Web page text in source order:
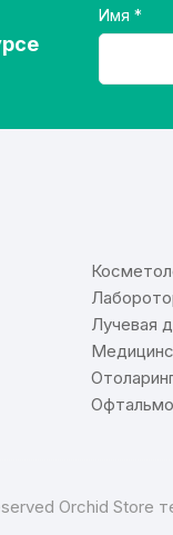
Имя
Лучевая
Orchid Store